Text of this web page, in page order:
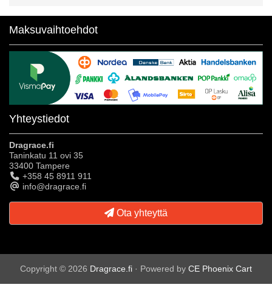
Maksuvaihtoehdot
Yhteystiedot
Dragrace.fi
Taninkatu 11 ovi 35
33400 Tampere
+358 45 8911 911
info@dragrace.fi
Ota yhteyttä
Copyright © 2026 Dragrace.fi · Powered by CE Phoenix Cart